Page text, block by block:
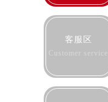
客服区
Customer service